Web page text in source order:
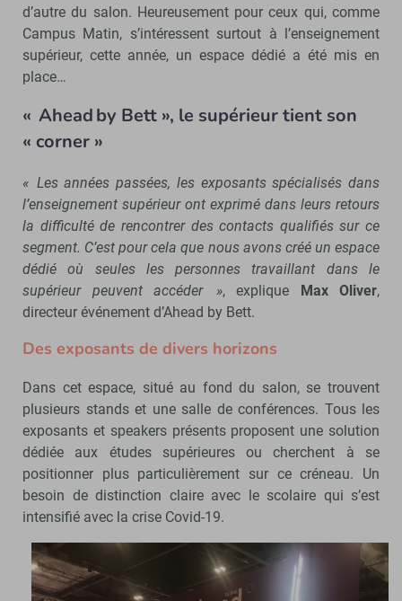
d’autre du salon. Heureusement pour ceux qui, comme
Campus Matin, s’intéressent surtout à l’enseignement
supérieur, cette année, un espace dédié a été mis en
place…
« Ahead by Bett », le supérieur tient son
« corner »
« Les années passées, les exposants spécialisés dans
l’enseignement supérieur ont exprimé dans leurs retours
la difficulté de rencontrer des contacts qualifiés sur ce
segment. C’est pour cela que nous avons créé un espace
dédié où seules les personnes travaillant dans le
supérieur peuvent accéder », explique Max Oliver,
directeur événement d’Ahead by Bett.
Des exposants de divers horizons
Dans cet espace, situé au fond du salon, se trouvent
plusieurs stands et une salle de conférences. Tous les
exposants et speakers présents proposent une solution
dédiée aux études supérieures ou cherchent à se
positionner plus particulièrement sur ce créneau. Un
besoin de distinction claire avec le scolaire qui s’est
intensifié avec la crise Covid-19.